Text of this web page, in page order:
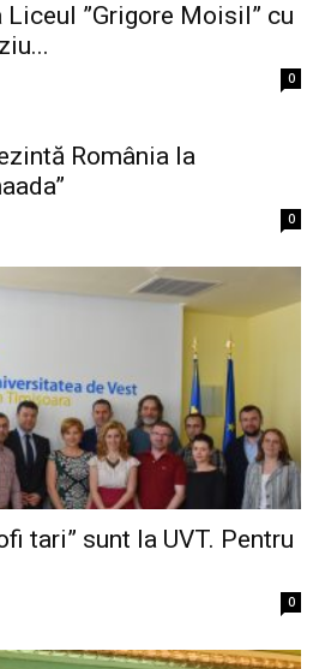
”Grigore Moisil” cu
0
România la
0
tari” sunt la UVT. Pentru
0